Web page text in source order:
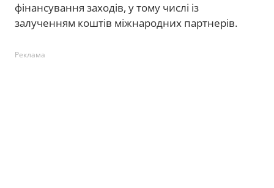
фінансування заходів, у тому числі із
залученням коштів міжнародних партнерів.
Реклама